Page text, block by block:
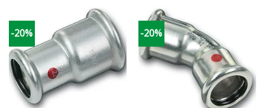
62.72 €
-20% -20%